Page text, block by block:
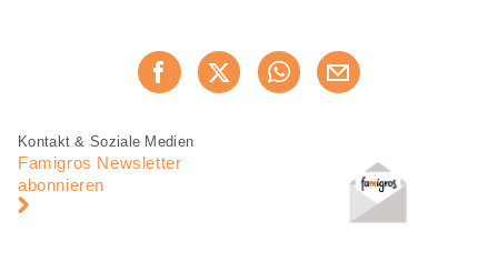
Jetzt weiterempfehlen
Fusszeile
Fusszeile
Navigation
Kontakt & Soziale Medien
Famigros Newsletter
abonnieren